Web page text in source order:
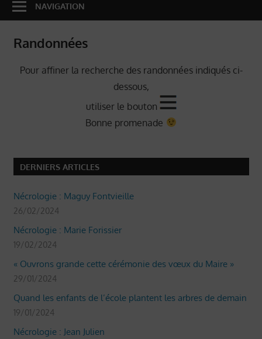
NAVIGATION
Randonnées
Pour affiner la recherche des randonnées indiqués ci-
dessous,
utiliser le bouton
Bonne promenade
DERNIERS ARTICLES
Nécrologie : Maguy Fontvieille
26/02/2024
Nécrologie : Marie Forissier
19/02/2024
« Ouvrons grande cette cérémonie des vœux du Maire »
29/01/2024
Quand les enfants de l’école plantent les arbres de demain
19/01/2024
Nécrologie : Jean Julien